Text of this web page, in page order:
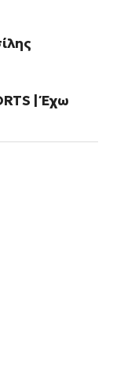
| Έχω